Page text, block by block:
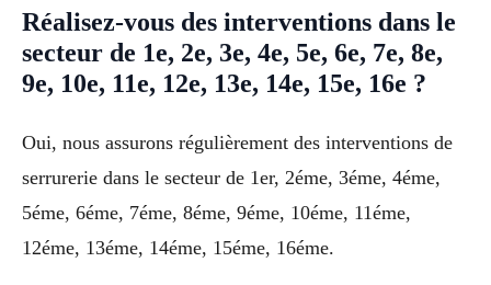
Réalisez-vous des interventions dans le
secteur de 1e, 2e, 3e, 4e, 5e, 6e, 7e, 8e,
9e, 10e, 11e, 12e, 13e, 14e, 15e, 16e ?
Oui, nous assurons régulièrement des interventions de
serrurerie dans le secteur de 1er, 2éme, 3éme, 4éme,
5éme, 6éme, 7éme, 8éme, 9éme, 10éme, 11éme,
12éme, 13éme, 14éme, 15éme, 16éme.